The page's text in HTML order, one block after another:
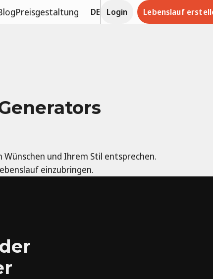
Preisgestaltung DE Login Lebenslauf
und Ihrem Stil entsprechen.
einzubringen.